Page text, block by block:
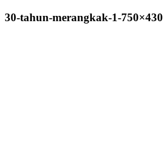
30-tahun-merangkak-1-750×430